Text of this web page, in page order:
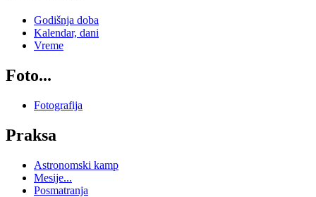
Godišnja doba
Kalendar, dani
Vreme
Foto...
Fotografija
Praksa
Astronomski kamp
Mesije...
Posmatranja